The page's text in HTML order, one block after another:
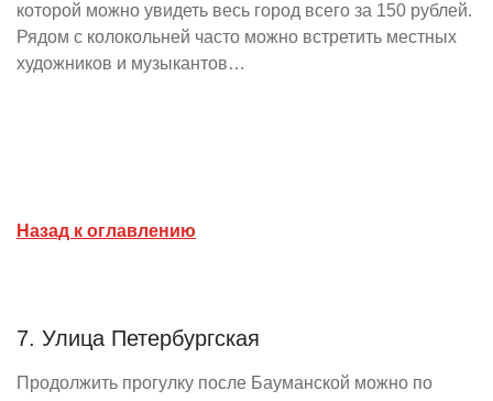
которой можно увидеть весь город всего за 150 рублей.
Рядом с колокольней часто можно встретить местных
художников и музыкантов…
Назад к оглавлению
7. Улица Петербургская
Продолжить прогулку после Бауманской можно по